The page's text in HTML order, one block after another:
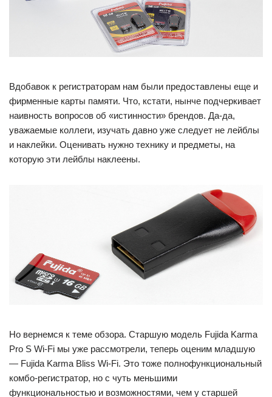
Вдобавок к регистраторам нам были предоставлены еще и
фирменные карты памяти. Что, кстати, нынче подчеркивает
наивность вопросов об «истинности» брендов. Да-да,
уважаемые коллеги, изучать давно уже следует не лейблы
и наклейки. Оценивать нужно технику и предметы, на
которую эти лейблы наклеены.
Но вернемся к теме обзора. Старшую модель Fujida Karma
Pro S Wi-Fi мы уже рассмотрели, теперь оценим младшую
— Fujida Karma Bliss Wi-Fi. Это тоже полнофункциональный
комбо-регистратор, но с чуть меньшими
функциональностью и возможностями, чем у старшей